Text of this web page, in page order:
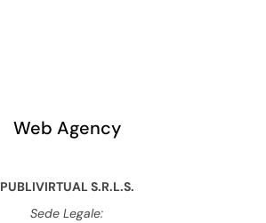
Web Agency
PUBLIVIRTUAL S.R.L.S.
Sede Legale: